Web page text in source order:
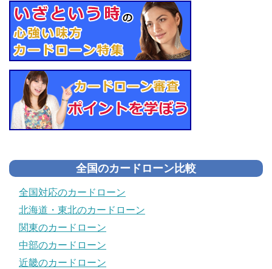
全国のカードローン比較
全国対応のカードローン
北海道・東北のカードローン
関東のカードローン
中部のカードローン
近畿のカードローン